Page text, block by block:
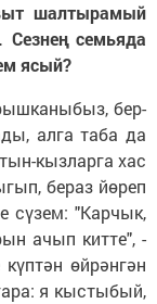
шалтырамый
семьяда
ясый?
бер-
алга таба да
кызларга хас
бераз йөреп
сүзем: "Карчык,
ачып китте", -
өйрәнгән
я кыстыбый,